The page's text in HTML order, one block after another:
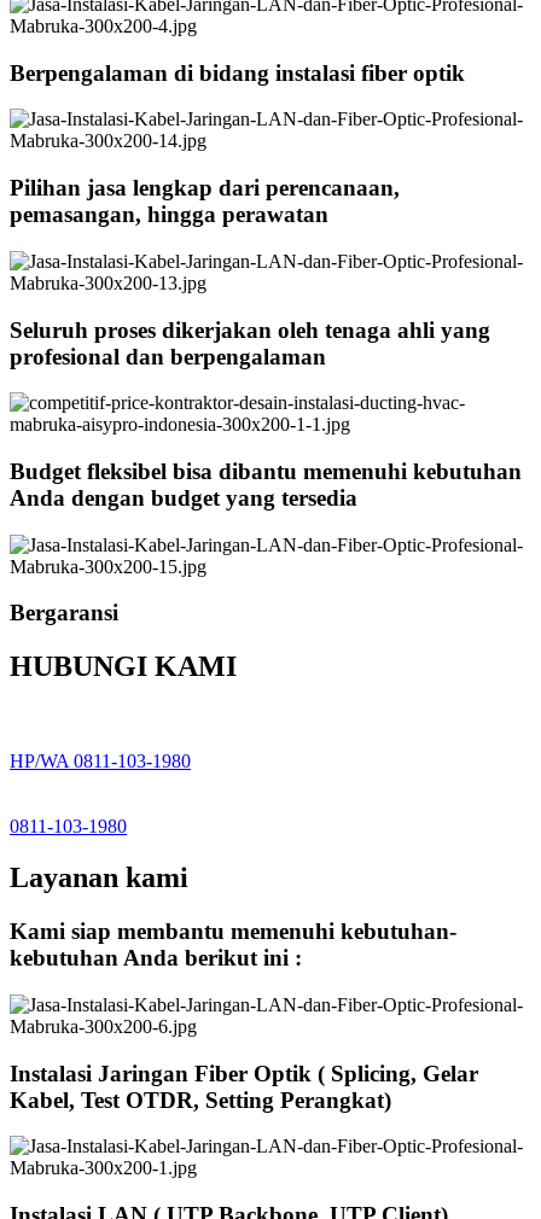
Berpengalaman di bidang instalasi fiber optik
Pilihan jasa lengkap dari perencanaan,
pemasangan, hingga perawatan
Seluruh proses dikerjakan oleh tenaga ahli yang
profesional dan berpengalaman
Budget fleksibel bisa dibantu memenuhi kebutuhan
Anda dengan budget yang tersedia
Bergaransi
HUBUNGI KAMI
HP/WA 0811-103-1980
0811-103-1980
Layanan kami
Kami siap membantu memenuhi kebutuhan-
kebutuhan Anda berikut ini :
Instalasi Jaringan Fiber Optik ( Splicing, Gelar
Kabel, Test OTDR, Setting Perangkat)